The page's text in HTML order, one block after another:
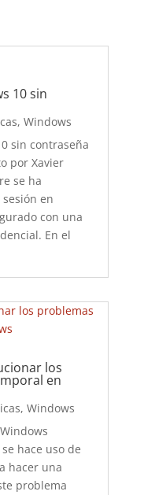
10 sin
, Windows
sin contraseña
por Xavier
se ha
en
con una
En el
los
en
, Windows
hace uso de
hacer una
problema